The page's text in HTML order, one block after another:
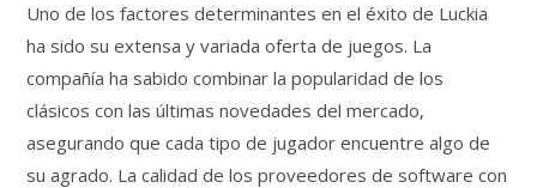
Uno de los factores determinantes en el éxito de Luckia
ha sido su extensa y variada oferta de juegos. La
compañía ha sabido combinar la popularidad de los
clásicos con las últimas novedades del mercado,
asegurando que cada tipo de jugador encuentre algo de
su agrado. La calidad de los proveedores de software con